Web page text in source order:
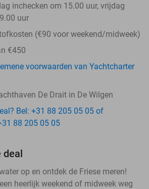
inchecken om 15.00 uur, vrijdag
uur
(€90 voor weekend/midweek)
€450
voorwaarden van Yachtcharter
De Drait in De Wilgen
Bel: +31 88 205 05 05 of
88 205 05 05
deal
op en ontdek de Friese meren!
heerlijk weekend of midweek weg